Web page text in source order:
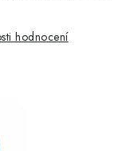
hodnocení